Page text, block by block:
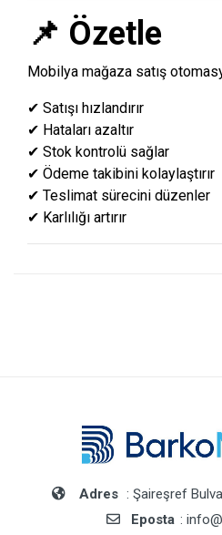
📌 Özetle
Mobilya mağaza satış
✔ Satışı hızlandırır
✔ Hataları azaltır
✔ Stok kontrolü sağlar
✔ Ödeme takibini kolaylaştırır
✔ Teslimat sürecini düzenler
✔ Karlılığı artırır
Adres : Şaireşref
Eposta :